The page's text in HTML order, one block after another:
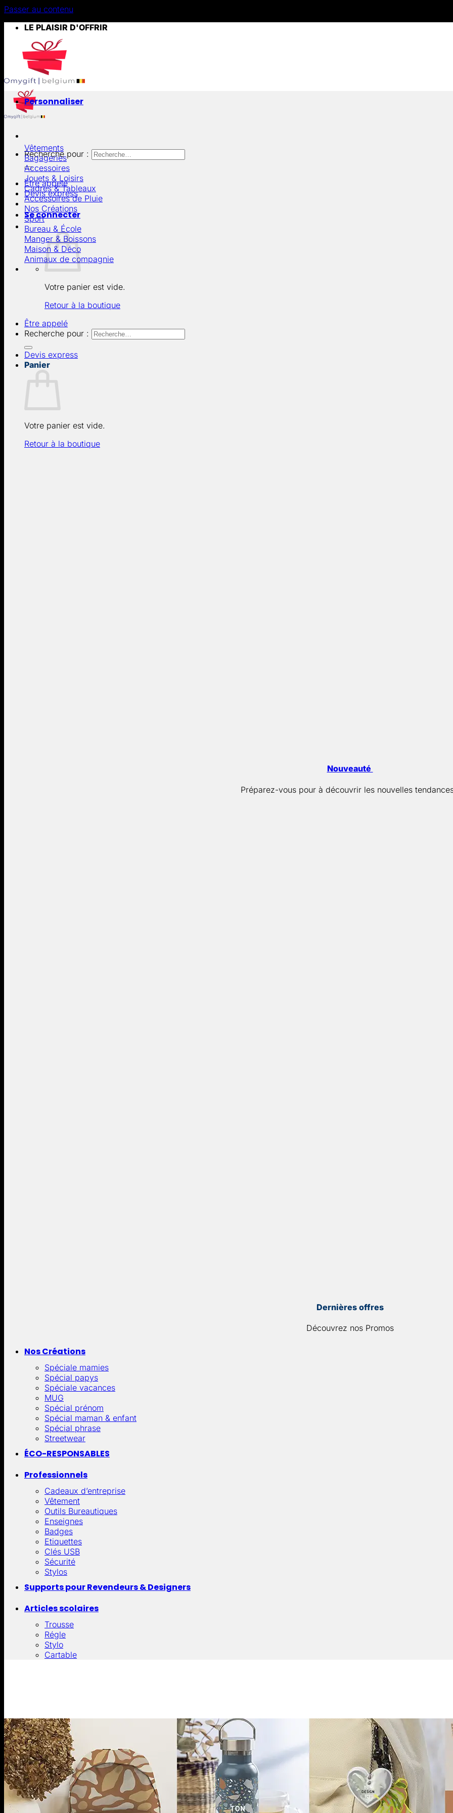
Passer au contenu
LE PLAISIR D'OFFRIR
Recherche pour :
Être appelé
Devis express
Se connecter
Votre panier est vide.
Retour à la boutique
Être appelé
Recherche pour :
Devis express
Panier
Votre panier est vide.
Retour à la boutique
Personnaliser
Vêtements
Bagageries
Accessoires
Jouets & Loisirs
Cadres & Tableaux
Accessoires de Pluie
Nos Créations
Sport
Bureau & École
Manger & Boissons
Maison & Déco
Animaux de compagnie
Nouveauté
Préparez-vous pour à découvrir les nouvelles
Dernières offres
Découvrez nos Promos
Nos Créations
Spéciale mamies
Spécial papys
Spéciale vacances
MUG
Spécial prénom
Spécial maman & enfant
Spécial phrase
Streetwear
ÉCO-RESPONSABLES
Professionnels
Cadeaux d’entreprise
Vêtement
Outils Bureautiques
Enseignes
Badges
Etiquettes
Clés USB
Sécurité
Stylos
Supports pour Revendeurs & Designers
Articles scolaires
Trousse
Régle
Stylo
Cartable